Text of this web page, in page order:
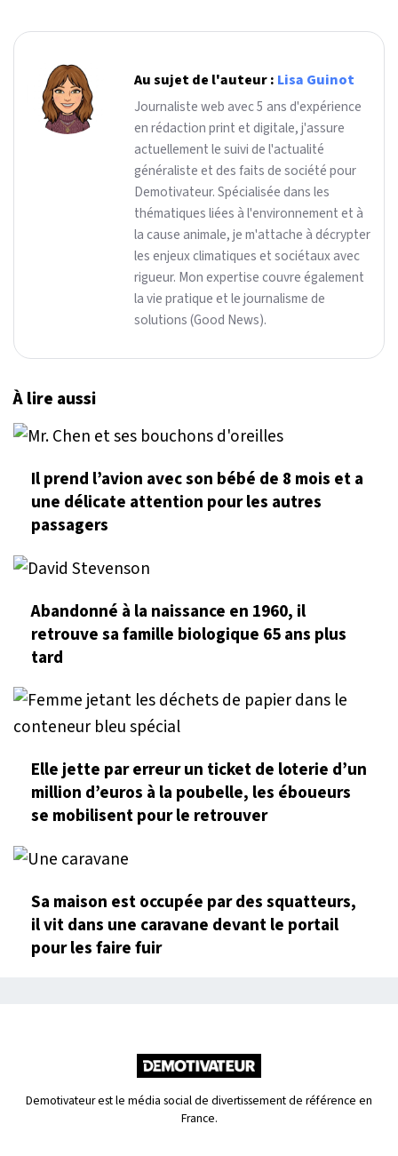
Au sujet de l'auteur : Lisa Guinot
Journaliste web avec 5 ans d'expérience
en rédaction print et digitale, j'assure
actuellement le suivi de l'actualité
généraliste et des faits de société pour
Demotivateur. Spécialisée dans les
thématiques liées à l'environnement et à
la cause animale, je m'attache à décrypter
les enjeux climatiques et sociétaux avec
rigueur. Mon expertise couvre également
la vie pratique et le journalisme de
solutions (Good News).
À lire aussi
Il prend l’avion avec son bébé de 8 mois et a
une délicate attention pour les autres
passagers
Abandonné à la naissance en 1960, il
retrouve sa famille biologique 65 ans plus
tard
Elle jette par erreur un ticket de loterie d’un
million d’euros à la poubelle, les éboueurs
se mobilisent pour le retrouver
Sa maison est occupée par des squatteurs,
il vit dans une caravane devant le portail
pour les faire fuir
Demotivateur est le média social de divertissement de référence en
France.